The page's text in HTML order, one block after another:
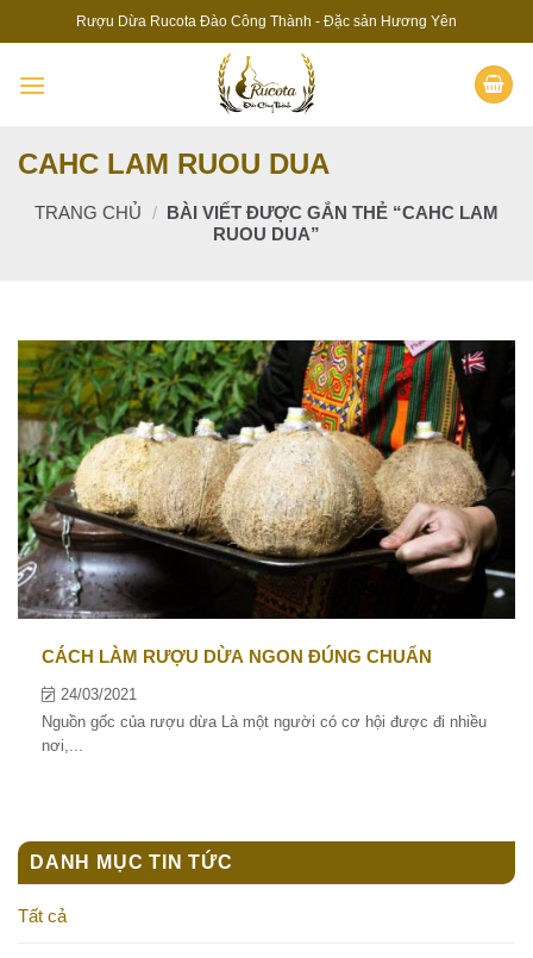
to
content
Rượu Dừa Rucota Đào Công Thành - Đặc sản Hương Yên
CAHC LAM RUOU DUA
TRANG CHỦ / BÀI VIẾT ĐƯỢC GẮN THẺ “CAHC LAM
RUOU DUA”
CÁCH LÀM RƯỢU DỪA NGON ĐÚNG CHUẨN
Nguồn gốc của rượu dừa Là một người có cơ hội được đi nhiều
nơi,...
24/03/2021
DANH MỤC TIN TỨC
Tất cả